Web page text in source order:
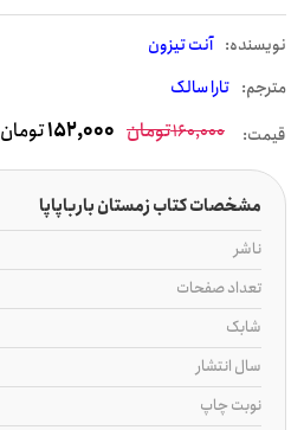
نويسنده: آنت تیزون
مترجم: تارا سالک
قیمت: 160,000تومان 152,000تومان
مشخصات کتاب زمستان بارباپاپا
ناشر
تعداد صفحات
شابک
سال انتشار
نوبت چاپ